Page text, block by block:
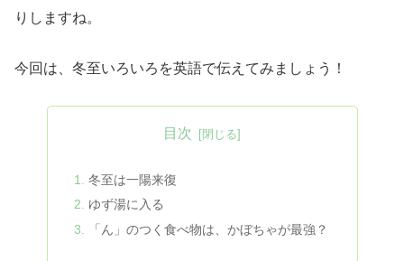
りしますね。
今回は、冬至いろいろを英語で伝えてみましょう！
目次
冬至は一陽来復
ゆず湯に入る
「ん」のつく食べ物は、かぼちゃが最強？